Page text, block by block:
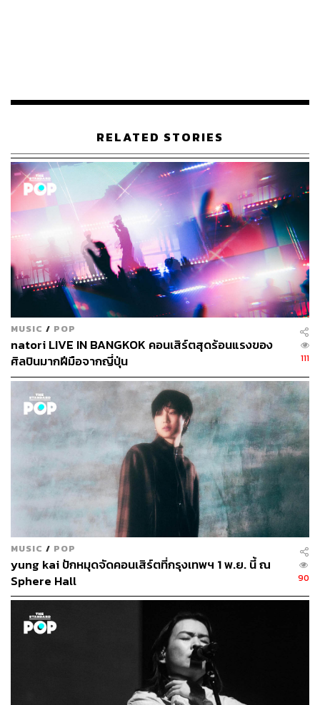
La Bottega di Luca
ไม่รู้ทำไมความโรแมนติกกับอาหารอิตาเลียนต้องมาคู่กัน
เราเลยเชิญคุณมาหาคำตอบกับอาหารอิตาเลียนต้นตำรับ
พร้อมไวน์ชั้นเยี่ยมที่ La Bottega di Luca ในซอยสุขุมวิท 49
ของเชฟอารมณ์ดี
ลูกา แอปพิโน
ซึ่งเทศกาลวาเลนไทน์นี้ เฮด
เชฟ แอนเดรีย ออร์ตู ชาวซาร์ดิเนีย ได้ร่วมสร้างบรรยากาศ
หวานซึ้งท่ามกลางเทอร์เรซร่มรื่น ปกคลุมด้วยต้นไม้ใจกลาง
เมือง ด้วยเมนูพิเศษที่สร้างสรรค์จากวัตถุดิบที่ให้สีแดงอม
ชมพูเป็นเอกลักษณ์ ไม่ว่าจะเป็นสตรอว์เบอร์รี พริกไทยสีชมพู
เนื้อฟาสโซนา ฯลฯ เชฟได้แอบบอกเมนูที่ทำสำหรับวันแห่ง
ความรัก อาทิ ฟัวกราส์กับซอสไวลด์เบอร์รี ลูกพรุนอบแห้ง
และถั่วพิสตาชิโอป่นกรุบกรอบ, ราวิโอลีสอดไส้ชีสกับ
ไส้กรอกอิตาเลียน ทานกับเห็ดทรัฟเฟิลและซอสบีทรูท ส่วน
อาหารจานหลักต้องลองเมนูเนื้อวากิวออสเตรเลียเกรด A5
ที่มาพร้อมอาร์ติโชกและผงแป้งที่ได้จากหอมใหญ่ พร้อมจับคู่
ไวน์สัญชาติอิตาลีที่คัดสรรเพื่ออาหารอิตาเลียนโดยเฉพาะ
และปิดท้ายค่ำคืนด้วยของหวาน 50 First Dates เหมือนชื่อ
หนังโรแมนติกคอเมดี้ที่เชฟยังอุบเงียบไม่บอกว่ามีหน้าตาเป็น
อย่างไร คู่รักคู่ไหนที่อยากให้ความรักหวานชื่นสดใสรา
วกับเดตแรก แนะให้ลองมาดินเนอร์ที่นี่ดูได้
Where:
La Bottega di Luca ชั้น 2 The 49 Terrace ซอย
สุขุมวิท 49 กรุงเทพฯ
How:เปิดบริการเวลา 17.30-23.00 น. ราคาเริ่มต้นที่ 1,190
บาท สำรองที่นั่งได้ที่ 0 2204 1731 หรือ
bookv5.chope.co/bo
oking?rid=labottegadiluca1503bkk
RELATED STORIES
MUSIC / POP
natori LIVE IN BANGKOK คอนเสิร์ตสุดร้อนแรงของ
ศิลปินมากฝีมือจากญี่ปุ่น
111
MUSIC / POP
yung kai ปักหมุดจัดคอนเสิร์ตที่กรุงเทพฯ 1 พ.ย. นี้ ณ
Sphere Hall
90